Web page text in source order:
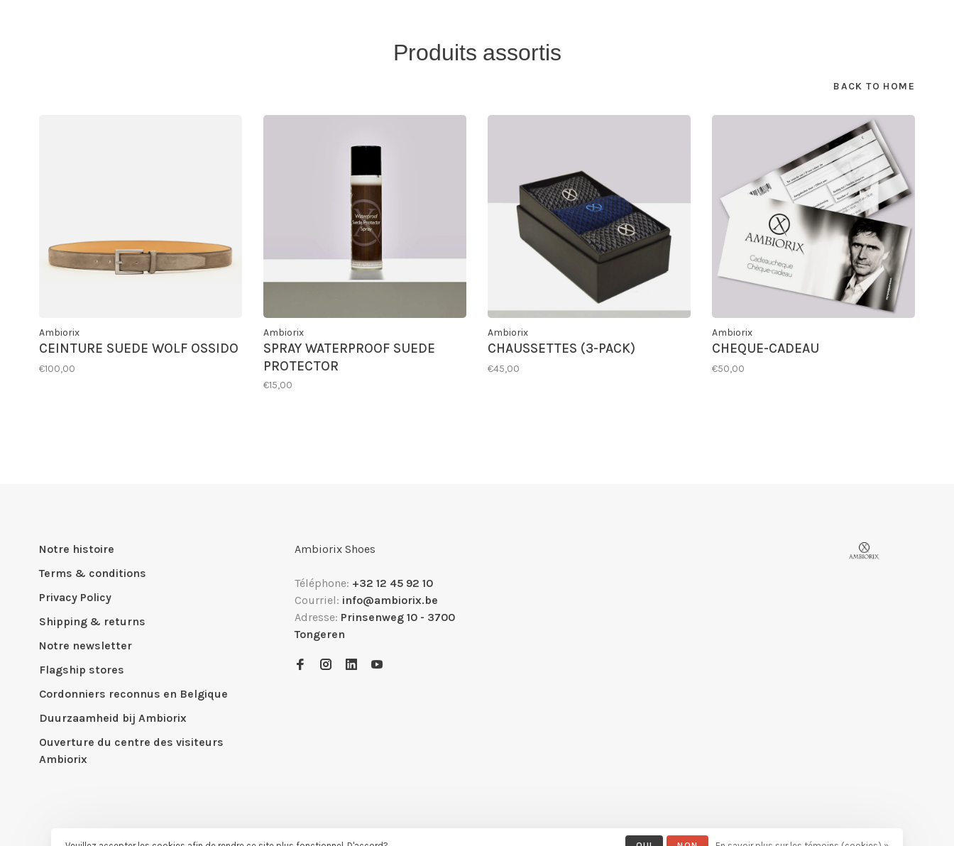
Produits assortis
BACK TO HOME
Ambiorix
CEINTURE SUEDE WOLF OSSIDO
€100,00
Ambiorix
SPRAY WATERPROOF SUEDE
PROTECTOR
€15,00
Ambiorix
CHAUSSETTES (3-PACK)
€45,00
Ambiorix
CHEQUE-CADEAU
€50,00
Notre histoire
Terms & conditions
Privacy Policy
Shipping & returns
Notre newsletter
Flagship stores
Cordonniers reconnus en Belgique
Duurzaamheid bij Ambiorix
Ouverture du centre des visiteurs
Ambiorix
Ambiorix Shoes
Téléphone: +32 12 45 92 10
Courriel: info@ambiorix.be
Adresse: Prinsenweg 10 - 3700
Tongeren